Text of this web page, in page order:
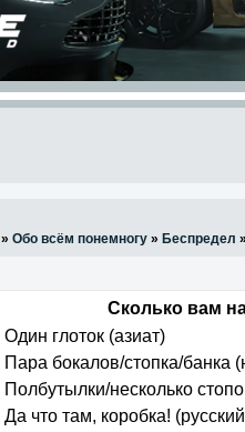
» Обо всём понемногу » Беспредел
Сколько вам
Один глоток (азиат)
Пара бокалов/стопка/банка
Полбутылки/несколько
Да что там, коробка!